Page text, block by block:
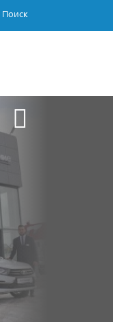
Поиск